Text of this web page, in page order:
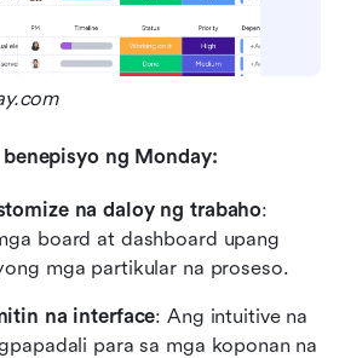
ng Monday:
na daloy ng trabaho:
board at dashboard upang
mga partikular na proseso.
na interface: Ang intuitive na
para sa mga koponan na